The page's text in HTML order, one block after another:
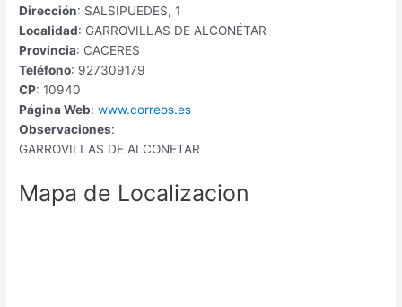
Dirección: SALSIPUEDES, 1
Localidad: GARROVILLAS DE ALCONÉTAR
Provincia: CACERES
Teléfono: 927309179
CP: 10940
Página Web: www.correos.es
Observaciones:
GARROVILLAS DE ALCONETAR
Mapa de Localizacion